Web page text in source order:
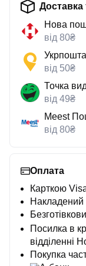
Доставка
Нова
від 80₴
Укрпошта
від 50₴
Точка
від 49₴
Meest
від 80₴
Оплата
Карткою
Накладений
Посилка в
відділенні
Покупка